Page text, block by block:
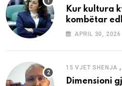
Kur kultura
kombëtar
APRIL 30, 2026
15 VJET SHENJA
Dimensioni